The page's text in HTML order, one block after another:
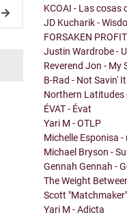
KCOAI - Las cosas
JD Kucharik -
FORSAKEN
Justin Wardrobe -
Reverend Jon - My
B-Rad - Not Savin'
Northern Latitudes
ÉVAT - Évat
Yari M - OTLP
Michelle Esponisa
Michael Bryson -
Gennah Gennah -
The Weight
Scott
Yari M - Adicta